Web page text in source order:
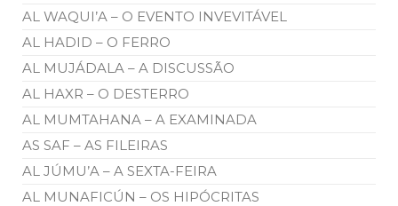
AL WAQUI’A – O EVENTO INVEVITÁVEL
AL HADID – O FERRO
AL MUJÁDALA – A DISCUSSÃO
AL HAXR – O DESTERRO
AL MUMTAHANA – A EXAMINADA
AS SAF – AS FILEIRAS
AL JÚMU’A – A SEXTA-FEIRA
AL MUNAFICÚN – OS HIPÓCRITAS